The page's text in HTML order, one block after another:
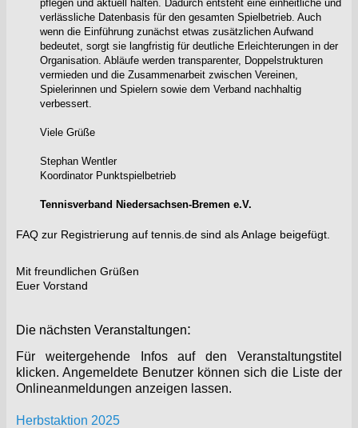
pflegen und aktuell halten. Dadurch entsteht eine einheitliche und
verlässliche Datenbasis für den gesamten Spielbetrieb. Auch
wenn die Einführung zunächst etwas zusätzlichen Aufwand
bedeutet, sorgt sie langfristig für deutliche Erleichterungen in der
Organisation. Abläufe werden transparenter, Doppelstrukturen
vermieden und die Zusammenarbeit zwischen Vereinen,
Spielerinnen und Spielern sowie dem Verband nachhaltig
verbessert.
Viele Grüße
Stephan Wentler
Koordinator Punktspielbetrieb
Tennisverband Niedersachsen-Bremen e.V.
FAQ‍ zur Registrierung auf tennis.de sind als Anlage beigefügt.
Mit freundlichen Grüßen
Euer Vorstand
Die nächsten Veranstaltungen:
Für weitergehende Infos auf den Veranstaltungstitel
klicken. Angemeldete Benutzer können sich die Liste der
Onlineanmeldungen anzeigen lassen.
Herbstaktion 2025